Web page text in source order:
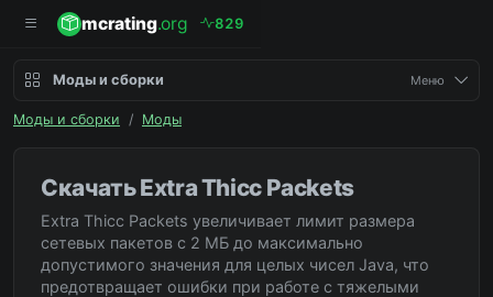
mcrating.org 829
Моды и сборки Меню
Моды и сборки / Моды
Скачать Extra Thicc Packets
Extra Thicc Packets увеличивает лимит размера
сетевых пакетов с 2 МБ до максимально
допустимого значения для целых чисел Java, что
предотвращает ошибки при работе с тяжелыми